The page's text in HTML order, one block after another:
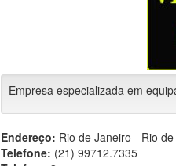
Empresa especializada em
Endereço: Rio de Janeiro - Rio
Telefone: (21) 99712.7335